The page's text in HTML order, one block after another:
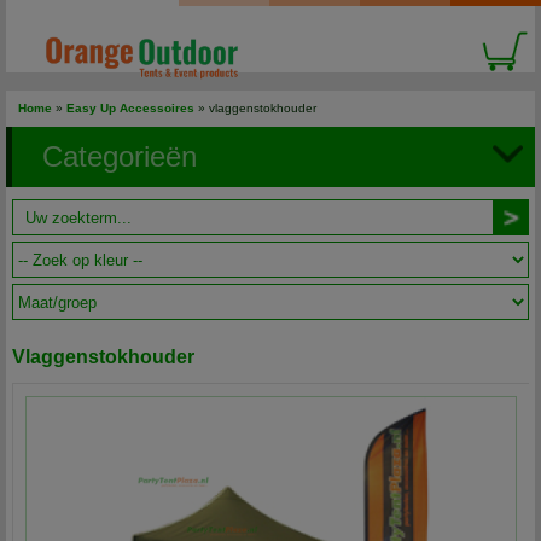
Home » Easy Up Accessoires » vlaggenstokhouder
Categorieën
Vlaggenstokhouder